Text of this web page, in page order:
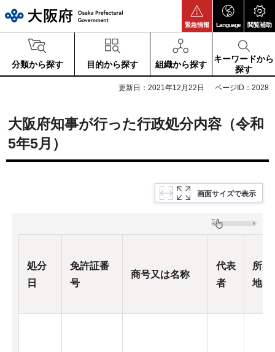
緊急情報 Language 閲覧補助
分類から探す 目的から探す 組織から探す
キーワードから
探す
更新日：2021年12月22日 ページID：2028
大阪府知事が行った行政処分内容（令和
5年5月）
画面サイズで表示
処分
日
免許証番
号
商号又は名称
代表
者
所在
地